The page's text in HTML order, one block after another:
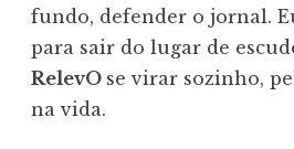
fundo, defender o jornal.
para sair do lugar de
RelevO se virar sozinho,
na vida.